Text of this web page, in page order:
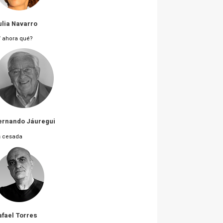
Navarro
ahora qué?
Jáuregui
cesada
Torres